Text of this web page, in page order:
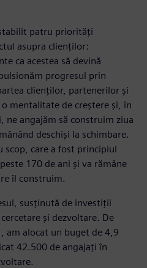
patru priorități
asupra clienților:
ca acestea să devină
progresul prin
clienților, partenerilor și
mentalitate de creștere și, în
ne angajăm să construim ziua
deschiși la schimbare.
scop, care a fost principiul
170 de ani și va rămâne
îl construim.
susținută de investiții
și dezvoltare. De
am alocat un buget de 4,9
42.500 de angajați în